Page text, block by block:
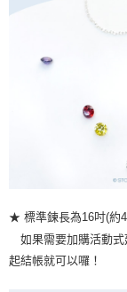
★ 標準鍊長為16吋(約
如果需要加購活動式
起結帳就可以囉！